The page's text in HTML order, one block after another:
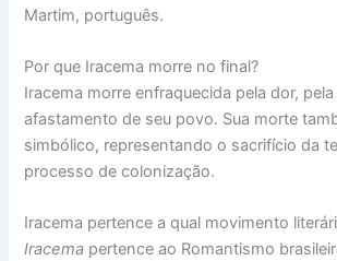
Martim, português.
Por que Iracema morre no final?
Iracema morre enfraquecida pela dor,
afastamento de seu povo. Sua morte
simbólico, representando o sacrifício da
processo de colonização.
Iracema pertence a qual movimento
Iracema pertence ao Romantismo